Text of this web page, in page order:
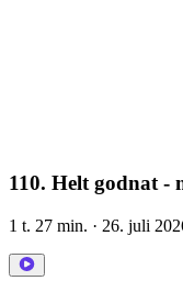
110. Helt godnat -
1 t. 27 min. · 26. juli